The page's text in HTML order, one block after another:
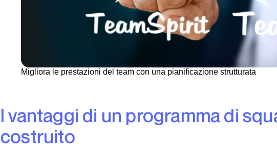
Migliora le prestazioni del team con una pianificazione strutturata
I vantaggi di un programma di squadra ben
costruito